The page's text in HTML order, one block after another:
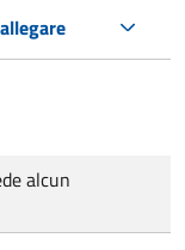
alcun